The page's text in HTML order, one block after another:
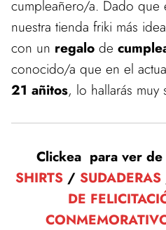
cumpleañero/a. Dado que
nuestra tienda friki más
con un regalo de
conocido/a que en el
21 añitos, lo hallarás muy
Clickea para ver
SHIRTS/ SUDADERAS
DE